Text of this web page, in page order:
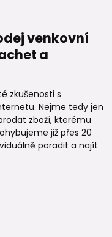
venkovní
a
zkušenosti s
Nejme tedy jen
zboží, kterému
již přes 20
poradit a najít